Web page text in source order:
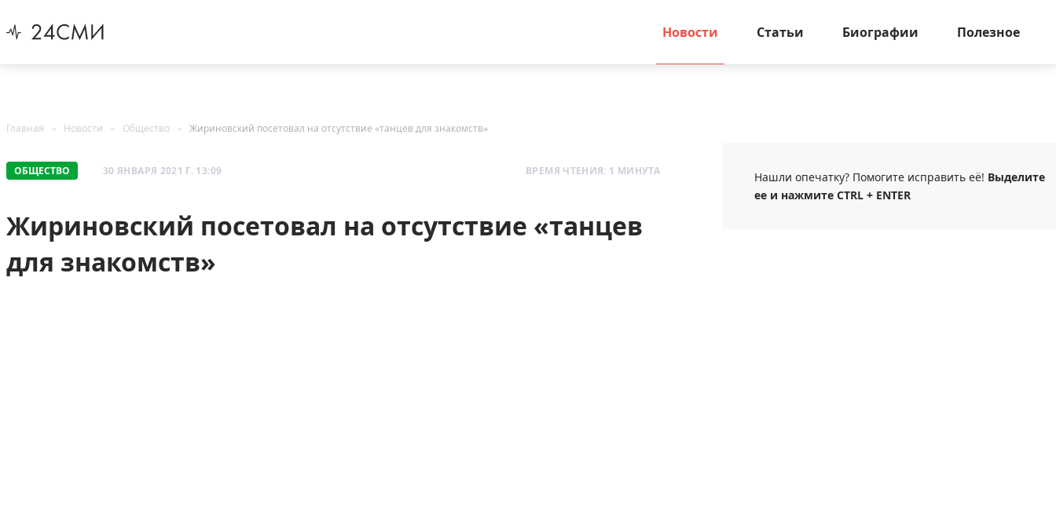
Новости Статьи Биографии Полезное
Главная Новости Общество Жириновский посетовал на отсутствие «танцев для знакомств»
ОБЩЕСТВО 30 ЯНВАРЯ 2021 Г. 13:09 ВРЕМЯ ЧТЕНИЯ: 1 МИНУТА
Жириновский посетовал на отсутствие «танцев
для знакомств»
Нашли опечатку? Помогите исправить её! Выделите
ее и нажмите CTRL + ENTER